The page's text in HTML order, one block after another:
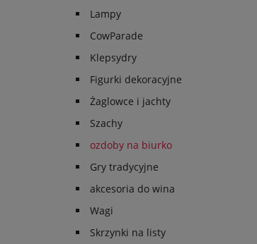
Lampy
CowParade
Klepsydry
Figurki dekoracyjne
Żaglowce i jachty
Szachy
ozdoby na biurko
Gry tradycyjne
akcesoria do wina
Wagi
Skrzynki na listy